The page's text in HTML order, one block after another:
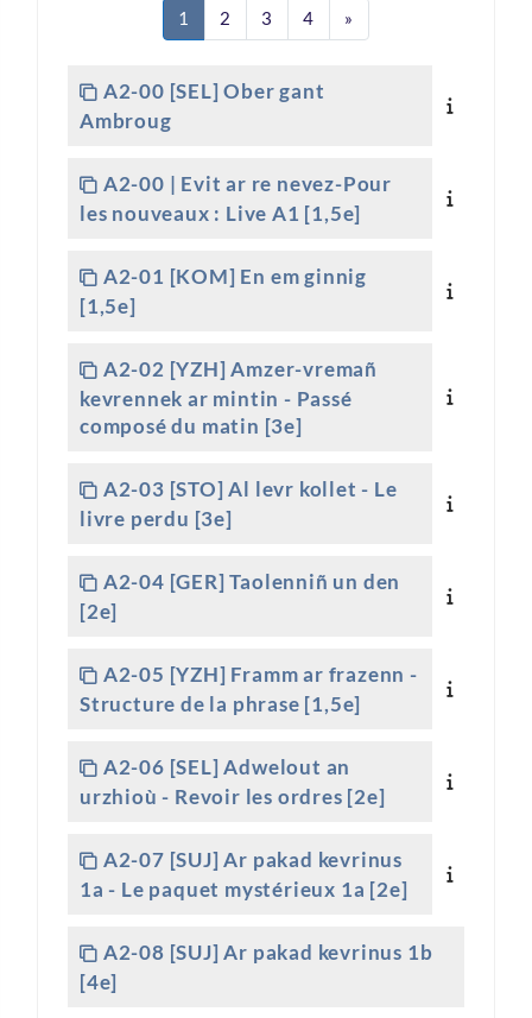
1 Page 1
2 Page 2
3 Page 3
4Page 4
»
A2-00 [SEL] Ober gant
Ambroug
A2-00 | Evit ar re nevez-Pour
les nouveaux : Live A1 [1,5e]
A2-01 [KOM] En em ginnig
[1,5e]
A2-02 [YZH] Amzer-vremañ
kevrennek ar mintin - Passé
composé du matin [3e]
A2-03 [STO] Al levr kollet - Le
livre perdu [3e]
A2-04 [GER] Taolenniñ un den
[2e]
A2-05 [YZH] Framm ar frazenn -
Structure de la phrase [1,5e]
A2-06 [SEL] Adwelout an
urzhioù - Revoir les ordres [2e]
A2-07 [SUJ] Ar pakad kevrinus
1a - Le paquet mystérieux 1a [2e]
A2-08 [SUJ] Ar pakad kevrinus 1b
[4e]